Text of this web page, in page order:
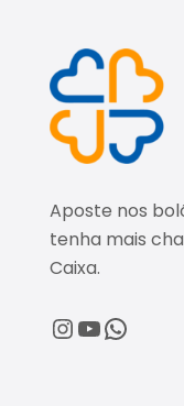
Aposte nos
tenha mais
Caixa.
Central de